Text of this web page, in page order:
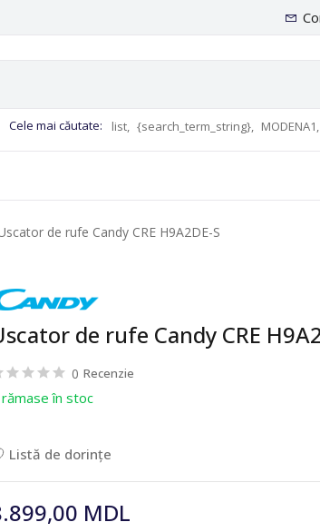
Cele mai căutate: list, {search_term_string}, MODENA1,
de rufe Candy CRE H9A2DE-S
de rufe Candy CRE
0 Recenzie
în stoc
Listă de dorințe
MDL